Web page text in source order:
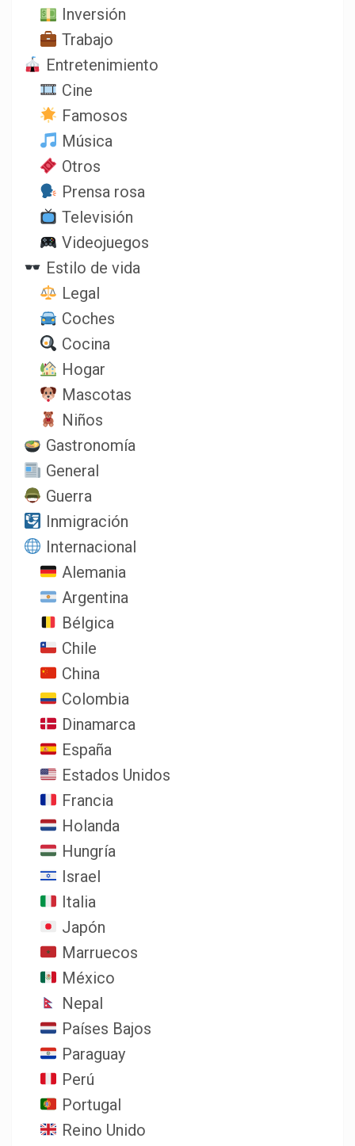
Inversión
Trabajo
Entretenimiento
Cine
Famosos
Música
Otros
Prensa rosa
Televisión
Videojuegos
Estilo de vida
Legal
Coches
Cocina
Hogar
Mascotas
Niños
Gastronomía
General
Guerra
Inmigración
Internacional
Alemania
Argentina
Bélgica
Chile
China
Colombia
Dinamarca
España
Estados Unidos
Francia
Holanda
Hungría
Israel
Italia
Japón
Marruecos
México
Nepal
Países Bajos
Paraguay
Perú
Portugal
Reino Unido